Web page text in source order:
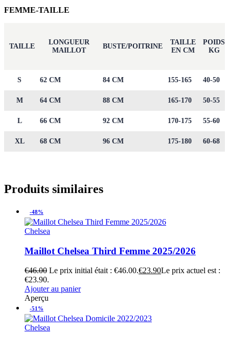
FEMME-TAILLE
TAILLE
LONGUEUR
MAILLOT
BUSTE/POITRINE
TAILLE
EN CM
POIDS
KG
S 62 CM 84 CM 155-165 40-50
M 64 CM 88 CM 165-170 50-55
L 66 CM 92 CM 170-175 55-60
XL 68 CM 96 CM 175-180 60-68
Produits similaires
-48%
Chelsea
Maillot Chelsea Third Femme 2025/2026
€46.00 Le prix initial était : €46.00.€23.90Le prix actuel est :
€23.90.
Ajouter au panier
Aperçu
-51%
Chelsea